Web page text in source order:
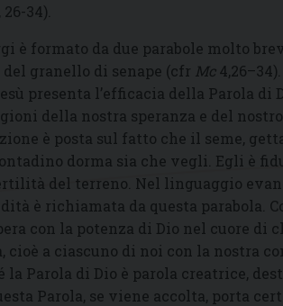
34).
è formato da due parabole molto
del granello di senape (cfr Mc
presenta l’efficacia della Parola di
della nostra speranza e del
è posta sul fatto che il seme,
dorma sia che vegli. Egli è
del terreno. Nel linguaggio
è richiamata da questa parabola.
con la potenza di Dio nel cuore di
cioè a ciascuno di noi con la nostra
la Parola di Dio è parola creatrice,
Parola, se viene accolta, porta